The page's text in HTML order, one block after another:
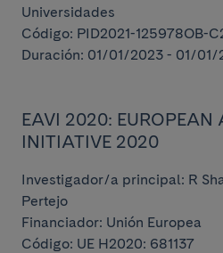
Universidades
Código: PID2021-125978OB-
Duración: 01/01/2023 - 01/01/
EAVI 2020: EUROPEAN
INITIATIVE 2020
Investigador/a principal: R
Pertejo
Financiador: Unión Europea
Código: UE H2020: 681137